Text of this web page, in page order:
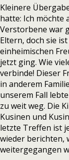
Kleinere
hatte: Ich möchte
Verstorbene war
Eltern, doch sie
einheimischen
jetzt ging. Wie
verbinde! Dieser
in anderem
unserem Fall
zu weit weg. Die
Kusinen und
letzte Treffen ist
wieder berichten,
weitergegangen